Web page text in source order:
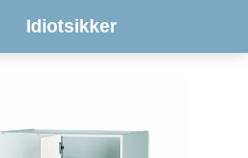
Idiotsikker